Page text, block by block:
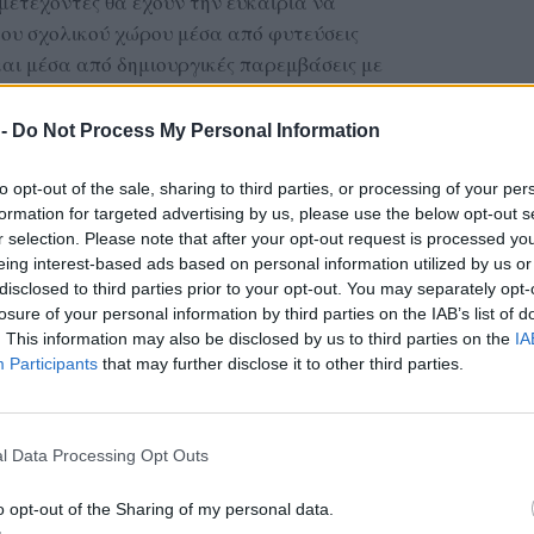
Do Not Process My Personal Information
opt-out of the sale, sharing to third parties, or processing of your
for targeted advertising by us, please use the below opt-out
selection. Please note that after your opt-out request is processed
interest-based ads based on personal information utilized by us
to third parties prior to your opt-out. You may separately
of your personal information by third parties on the IAB’s list of
This information may also be disclosed by us to third parties on the
Participants that may further disclose it to other third parties.
Data Processing Opt Outs
opt-out of the Sharing of my personal data.
σχολικού χώρου μέσα από φυτεύσεις
μέσα από δημιουργικές παρεμβάσεις με
ΔΙΑΦΗΜΙΣΗ